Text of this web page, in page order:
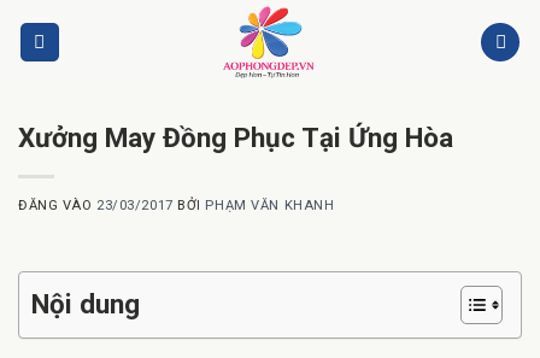
Xưởng May Đồng Phục Tại Ứng Hòa
ĐĂNG VÀO 23/03/2017 BỞI PHẠM VĂN KHANH
Nội dung